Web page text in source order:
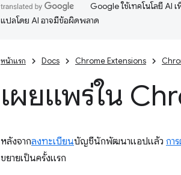
Google ใช้เทคโนโลยี AI
แปลโดย AI อาจมีข้อผิดพลาด
หน้าแรก Docs Chrome Extensions
เผยแพร่ใน
หลังจากลงทะเบียนบัญชีนักพัฒนาแอปแล้ว กา
ขยายเป็นครั้งแรก